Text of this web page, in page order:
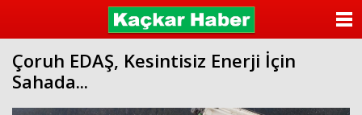
Çoruh EDAŞ, Kesintisiz Enerji İçin
Sahada...
ANASAYFA
KATEGORİLER